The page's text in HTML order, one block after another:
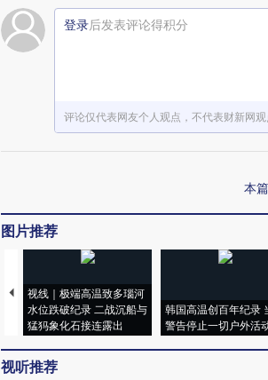
登录后发表评论得积分
评论仅代表网友个人观点，不代表财新网观
本
图片推荐
视线｜极端高温致多瑙河
水位跌破纪录 二战沉船与
猛犸象化石接连露出
韩国高温创百年纪录
警告停止一切户外活
视听推荐